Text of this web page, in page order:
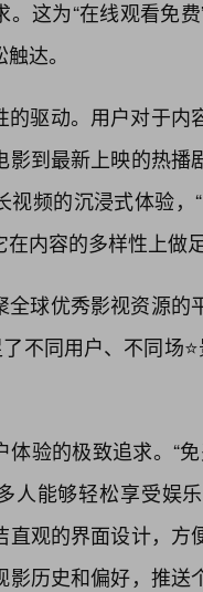
。这为“在线观看免
达。
的驱动。用户对于
影到最新上映的热
视频的沉浸式体验
在内容的多样性上做
全球优秀影视资源的
不同用户、不同场
体验的极致追求。“
人能够轻松享受娱
直观的界面设计，
影历史和偏好，推